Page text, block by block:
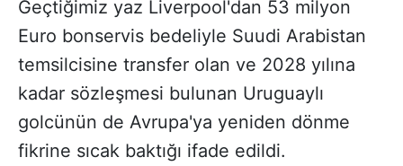
Geçtiğimiz yaz Liverpool'dan 53 milyon
Euro bonservis bedeliyle Suudi Arabistan
temsilcisine transfer olan ve 2028 yılına
kadar sözleşmesi bulunan Uruguaylı
golcünün de Avrupa'ya yeniden dönme
fikrine sıcak baktığı ifade edildi.